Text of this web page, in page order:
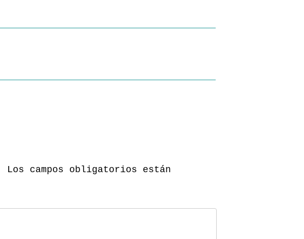
Los campos obligatorios están